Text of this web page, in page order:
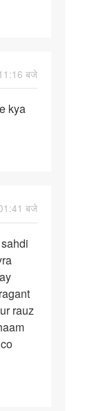
बजे
kya
बजे
rauz